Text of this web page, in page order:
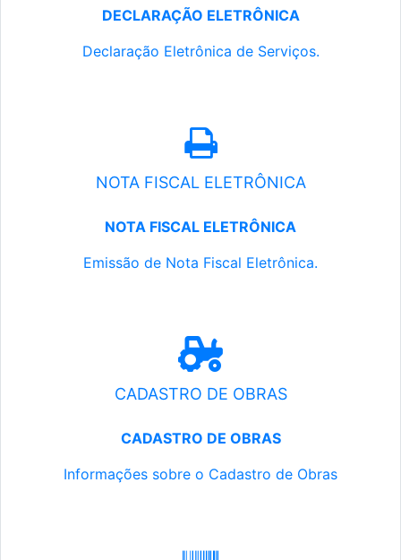
DECLARAÇÃO ELETRÔNICA
Declaração Eletrônica de Serviços.
NOTA FISCAL ELETRÔNICA
NOTA FISCAL ELETRÔNICA
Emissão de Nota Fiscal Eletrônica.
CADASTRO DE OBRAS
CADASTRO DE OBRAS
Informações sobre o Cadastro de Obras